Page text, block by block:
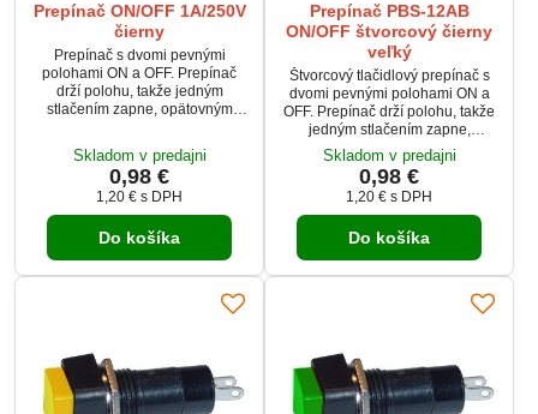
Prepínač ON/OFF 1A/250V
čierny
Prepínač s dvomi pevnými
polohami ON a OFF. Prepínač
drží polohu, takže jedným
stlačením zapne, opätovným
do 1A pri 250V a tlačidlová
plocha je čiernej farby.
Skladom v predajni
0,98 €
1,20 € s DPH
Do košíka
Prepínač PBS-12AB
ON/OFF štvorcový čierny
veľký
Štvorcový tlačidlový prepínač s
dvomi pevnými polohami ON a
OFF. Prepínač drží polohu, takže
jedným stlačením zapne,
opätovným stlačením vypne
kontakty. Prepínač je určený pre
zaťaženie do 1A pri 250V a
tlačidlová plocha je čiernej farby.
Skladom v predajni
0,98 €
1,20 € s DPH
Do košíka